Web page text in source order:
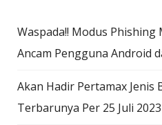
Waspada!! Modus Phishing
Ancam Pengguna Android
Akan Hadir Pertamax
Terbarunya Per 25 Juli 2023